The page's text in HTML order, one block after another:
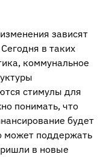
зависят
в таких
коммунальное
стимулы для
понимать, что
будет
может поддержать
в новые